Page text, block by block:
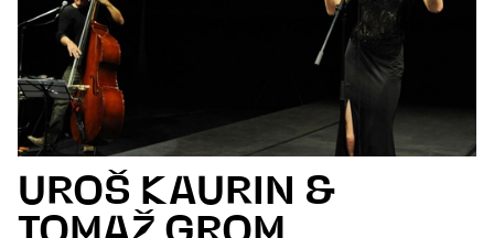
UROŠ KAURIN &